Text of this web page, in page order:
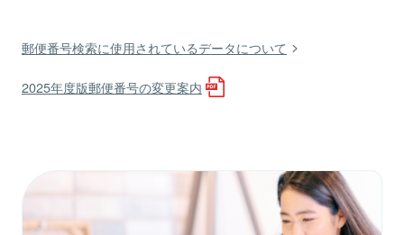
郵便番号検索に使用されているデータについて
2025年度版郵便番号の変更案内